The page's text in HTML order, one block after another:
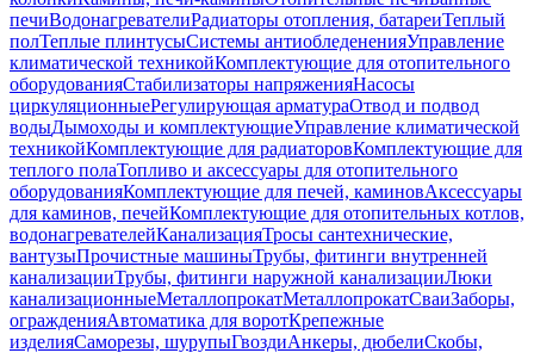
печиВодонагревателиРадиаторы отопления, батареиТеплый
полТеплые плинтусыСистемы антиобледененияУправление
климатической техникойКомплектующие для отопительного
оборудованияСтабилизаторы напряженияНасосы
циркуляционныеРегулирующая арматураОтвод и подвод
водыДымоходы и комплектующиеУправление климатической
техникойКомплектующие для радиаторовКомплектующие для
теплого полаТопливо и аксессуары для отопительного
оборудованияКомплектующие для печей, каминовАксессуары
для каминов, печейКомплектующие для отопительных котлов,
водонагревателейКанализацияТросы сантехнические,
вантузыПрочистные машиныТрубы, фитинги внутренней
канализацииТрубы, фитинги наружной канализацииЛюки
канализационныеМеталлопрокатМеталлопрокатСваиЗаборы,
огражденияАвтоматика для воротКрепежные
изделияСаморезы, шурупыГвоздиАнкеры, дюбелиСкобы,